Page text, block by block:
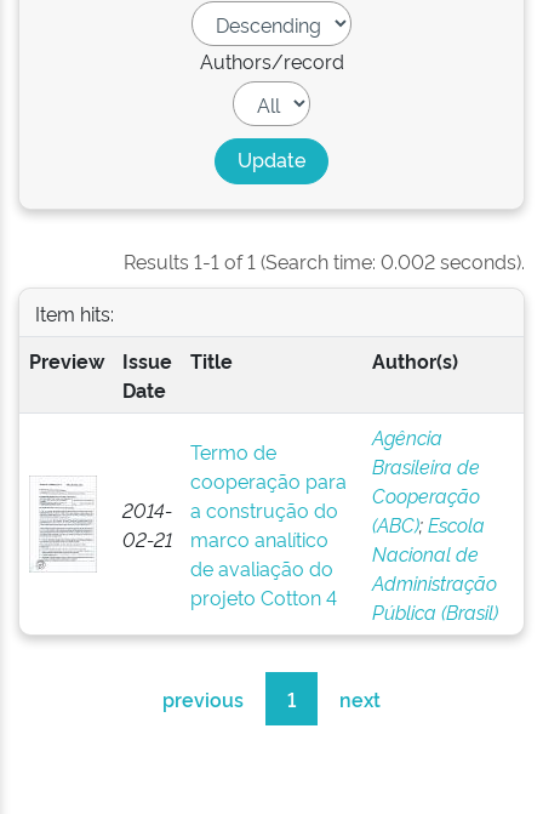
Authors/record
Results 1-1 of 1 (Search time: 0.002 seconds).
Item hits:
Preview
Issue
Date
Title Author(s)
2014-
02-21
Termo de
cooperação para
a construção do
marco analítico
de avaliação do
projeto Cotton 4
Agência
Brasileira de
Cooperação
(ABC);Escola
Nacional de
Administração
Pública (Brasil)
previous 1 next